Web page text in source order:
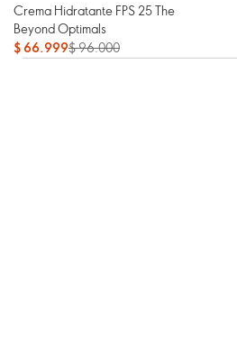
Crema Hidratante FPS 25 The
Beyond Optimals
$ 66.999$ 96.000